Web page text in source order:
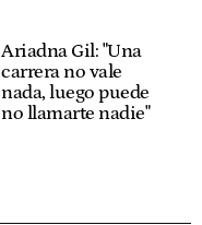
Ariadna Gil: "Una
carrera no vale
nada, luego puede
no llamarte nadie"